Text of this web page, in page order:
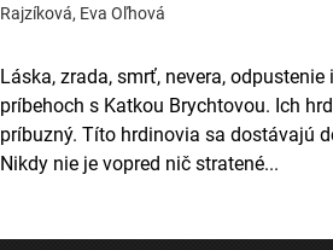
Rajzíková, Eva Oľhová
Láska, zrada, smrť, nevera,
príbehoch s Katkou Brychtovou. Ich
príbuzný. Títo hrdinovia sa dostávajú
Nikdy nie je vopred nič stratené...